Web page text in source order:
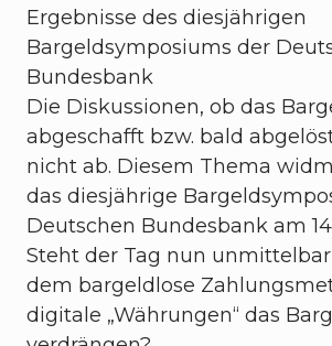
Ergebnisse des diesjährigen
Bargeldsymposiums der
Bundesbank
Die Diskussionen, ob das
abgeschafft bzw. bald
nicht ab. Diesem Thema
das diesjährige
Deutschen Bundesbank am
Steht der Tag nun unmittelbar
dem bargeldlose
digitale „Währungen“ das